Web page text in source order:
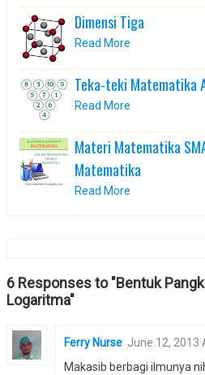
Dimensi Tiga
Read More
Teka-teki Matematika
Read More
Materi Matematika
Matematika
Read More
6 Responses to "Bentuk
Logaritma"
Ferry Nurse June 12, 2013
Makasib berbagi ilmunya